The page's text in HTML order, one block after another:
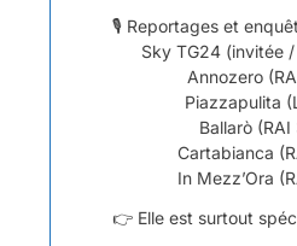
🎙️ Reportages et
Sky TG24 (invitée
Annozero
Piazzapulita
Ballarò (RAI
Cartabianca
In Mezz’Ora
👉 Elle est surtout